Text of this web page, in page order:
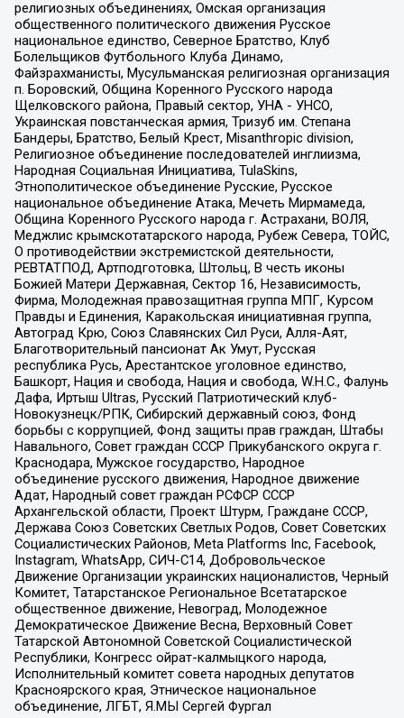
религиозных объединениях, Омская организация
общественного политического движения Русское
национальное единство, Северное Братство, Клуб
Болельщиков Футбольного Клуба Динамо,
Файзрахманисты, Мусульманская религиозная организация
п. Боровский, Община Коренного Русского народа
Щелковского района, Правый сектор, УНА - УНСО,
Украинская повстанческая армия, Тризуб им. Степана
Бандеры, Братство, Белый Крест, Misanthropic division,
Религиозное объединение последователей инглиизма,
Народная Социальная Инициатива, TulaSkins,
Этнополитическое объединение Русские, Русское
национальное объединение Атака, Мечеть Мирмамеда,
Община Коренного Русского народа г. Астрахани, ВОЛЯ,
Меджлис крымскотатарского народа, Рубеж Севера, ТОЙС,
О противодействии экстремистской деятельности,
РЕВТАТПОД, Артподготовка, Штольц, В честь иконы
Божией Матери Державная, Сектор 16, Независимость,
Фирма, Молодежная правозащитная группа МПГ, Курсом
Правды и Единения, Каракольская инициативная группа,
Автоград Крю, Союз Славянских Сил Руси, Алля-Аят,
Благотворительный пансионат Ак Умут, Русская
республика Русь, Арестантское уголовное единство,
Башкорт, Нация и свобода, Нация и свобода, W.H.С., Фалунь
Дафа, Иртыш Ultras, Русский Патриотический клуб-
Новокузнецк/РПК, Сибирский державный союз, Фонд
борьбы с коррупцией, Фонд защиты прав граждан, Штабы
Навального, Совет граждан СССР Прикубанского округа г.
Краснодара, Мужское государство, Народное
объединение русского движения, Народное движение
Адат, Народный совет граждан РСФСР СССР
Архангельской области, Проект Штурм, Граждане СССР,
Держава Союз Советских Светлых Родов, Совет Советских
Социалистических Районов, Meta Platforms Inc, Facebook,
Instagram, WhatsApp, СИЧ-С14, Добровольческое
Движение Организации украинских националистов, Черный
Комитет, Татарстанское Региональное Всетатарское
общественное движение, Невоград, Молодежное
Демократическое Движение Весна, Верховный Совет
Татарской Автономной Советской Социалистической
Республики, Конгресс ойрат-калмыцкого народа,
Исполнительный комитет совета народных депутатов
Красноярского края, Этническое национальное
объединение, ЛГБТ, Я.МЫ Сергей Фургал